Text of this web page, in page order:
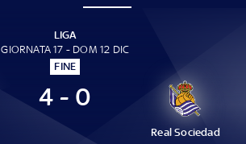
LIGA
GIORNATA 17 - DOM 12 DIC
FINE
4 - 0
Real Sociedad